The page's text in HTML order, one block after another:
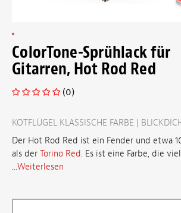
ColorTone-Sprühlack für
Gitarren, Hot Rod Red
(0)
KOTFLÜGEL KLASSISCHE FARBE |
Der Hot Rod Red ist ein Fender und etwa
als der Torino Red. Es ist eine Farbe, die
...Weiterlesen